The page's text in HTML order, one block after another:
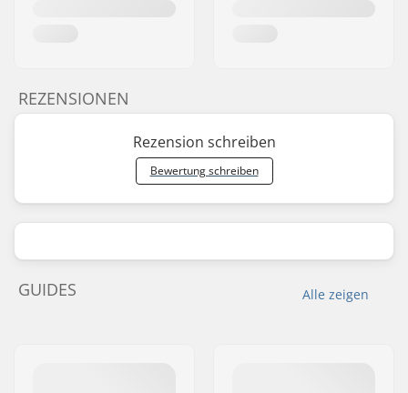
REZENSIONEN
Rezension schreiben
Bewertung schreiben
Alle zeigen
GUIDES